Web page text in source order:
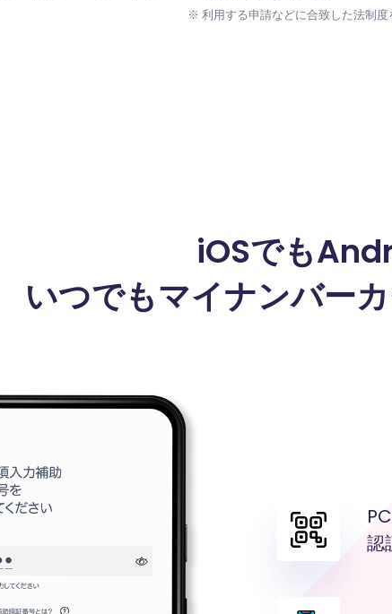
※ 利用する申請などに合致した法制
iOSでも
いつでもマイナンバー
認